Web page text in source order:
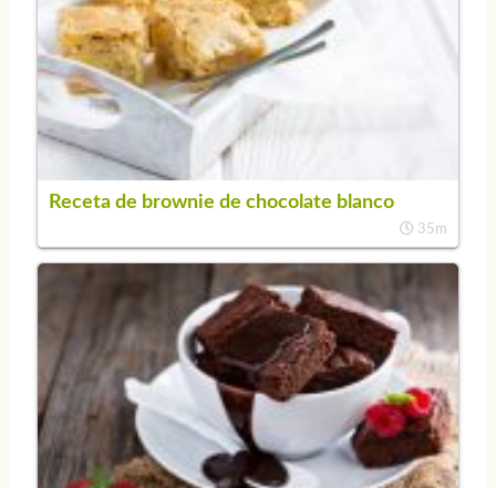
Receta de brownie de chocolate blanco
35m